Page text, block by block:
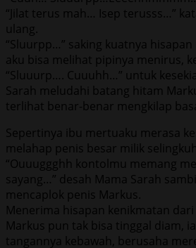
“Jilat terus mah… Isep terusss…”
ulang.
“Sluurpp…” saking kuatnya
aku bisa melihat pipinya menirus,
“Sluuurp…. Cuuuhh…” untuk
Sarah meludahi batang hitam
terlihat benar-benar mengkilap
Sepertinya ibu mertuaku merasa
melahap penis besar milik
“Ouuuggghh kontolmu memang
sayang…” desah Mama Sarah
mencaplok penis Markus.
Menerima hisapan kenikmatan
Markus pun tak bisa tinggal diam,
tangannya kebawah, berusaha